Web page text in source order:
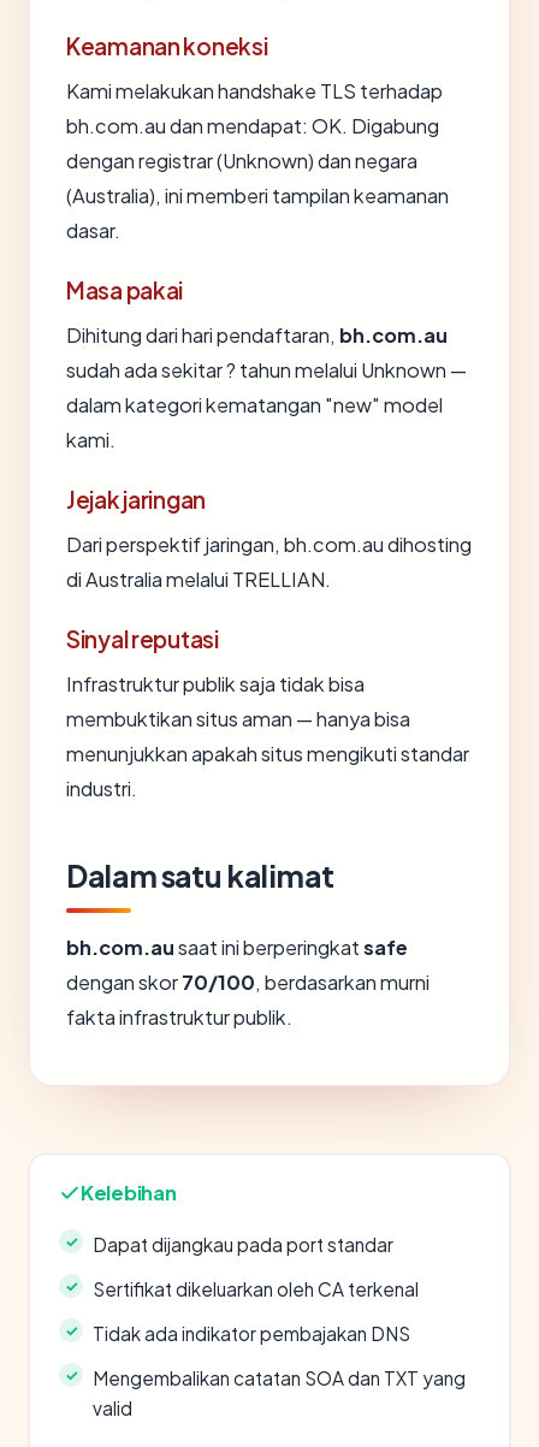
Keamanan koneksi
Kami melakukan handshake TLS terhadap
bh.com.au dan mendapat: OK. Digabung
dengan registrar (Unknown) dan negara
(Australia), ini memberi tampilan keamanan
dasar.
Masa pakai
Dihitung dari hari pendaftaran, bh.com.au
sudah ada sekitar ? tahun melalui Unknown —
dalam kategori kematangan "new" model
kami.
Jejak jaringan
Dari perspektif jaringan, bh.com.au dihosting
di Australia melalui TRELLIAN.
Sinyal reputasi
Infrastruktur publik saja tidak bisa
membuktikan situs aman — hanya bisa
menunjukkan apakah situs mengikuti standar
industri.
Dalam satu kalimat
bh.com.ausaat ini berperingkatsafe
dengan skor70/100, berdasarkan murni
fakta infrastruktur publik.
Kelebihan
Dapat dijangkau pada port standar
Sertifikat dikeluarkan oleh CA terkenal
Tidak ada indikator pembajakan DNS
Mengembalikan catatan SOA dan TXT yang
valid